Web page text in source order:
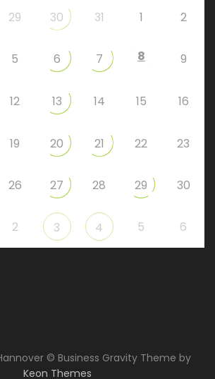
29 30 31 1 2
5 6 7 8 9
12 13 14 15 16
19 20 21 22 23
26 27 28 29 30
2 3 4 5 6
© Business Gravity Theme by
Keon Themes